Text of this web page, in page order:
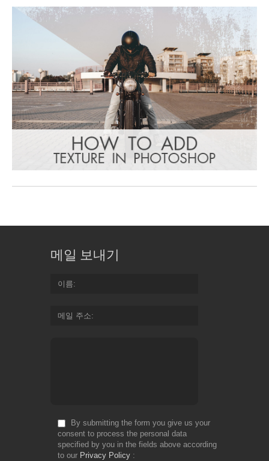
메일 보내기
이름
메일 주소
By submitting the form you give us your
consent to process the personal data
specified by you in the fields above according
to our Privacy Policy